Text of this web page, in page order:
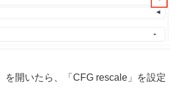
を開いたら、「CFG rescale」を設定